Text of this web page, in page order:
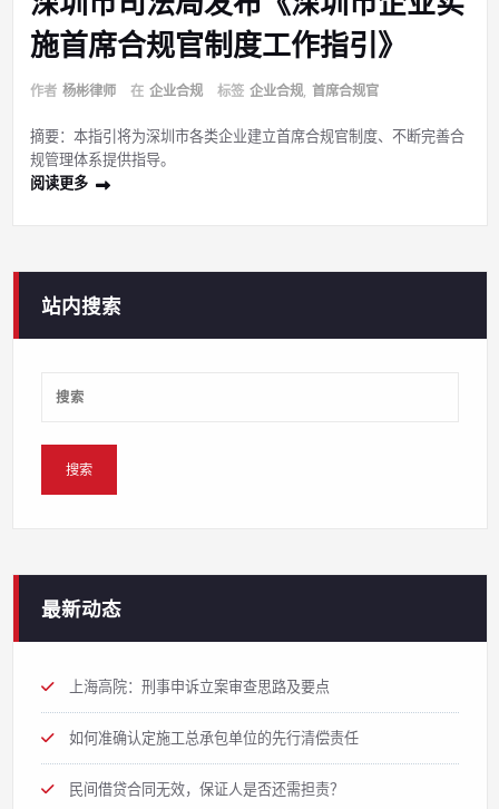
施首席合规官制度工作指引》
作者 杨彬律师 在 企业合规 标签 企业合规, 首席合规官
摘要：本指引将为深圳市各类企业建立首席合规官制度、不断完善合
规管理体系提供指导。
阅读更多
站内搜索
最新动态
上海高院：刑事申诉立案审查思路及要点
如何准确认定施工总承包单位的先行清偿责任
民间借贷合同无效，保证人是否还需担责？